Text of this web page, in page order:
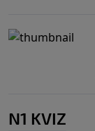
N1 KVIZ